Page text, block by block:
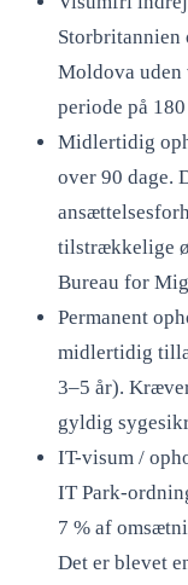
Storbritannien
Moldova uden
periode på 180
Midlertidig
over 90 dage.
tilstrækkelige
Bureau for
Permanent
midlertidig
3–5 år).
gyldig
IT-visum /
IT Park-
7 % af
Det er blevet